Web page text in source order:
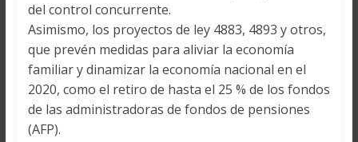
del control concurrente.
Asimismo, los proyectos de ley 4883, 4893 y otros,
que prevén medidas para aliviar la economía
familiar y dinamizar la economía nacional en el
2020, como el retiro de hasta el 25 % de los fondos
de las administradoras de fondos de pensiones
(AFP).